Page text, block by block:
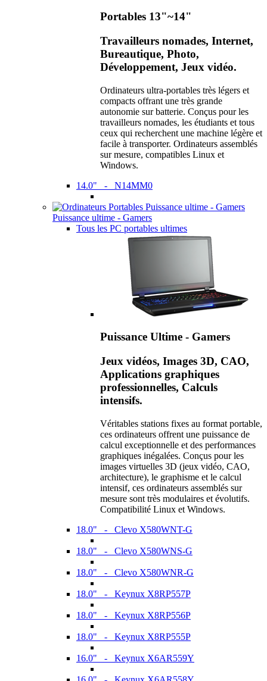
Portables 13"~14"
Travailleurs nomades, Internet,
Bureautique, Photo,
Développement, Jeux vidéo.
Ordinateurs ultra-portables très légers et
compacts offrant une très grande
autonomie sur batterie. Conçus pour les
travailleurs nomades, les étudiants et tous
ceux qui recherchent une machine légère et
facile à transporter. Ordinateurs assemblés
sur mesure, compatibles Linux et
Windows.
14.0" - N14MM0
Puissance ultime - Gamers
Tous les PC portables ultimes
Puissance Ultime - Gamers
Jeux vidéos, Images 3D, CAO,
Applications graphiques
professionnelles, Calculs
intensifs.
Véritables stations fixes au format portable,
ces ordinateurs offrent une puissance de
calcul exceptionnelle et des performances
graphiques inégalées. Conçus pour les
images virtuelles 3D (jeux vidéo, CAO,
architecture), le graphisme et le calcul
intensif, ces ordinateurs assemblés sur
mesure sont très modulaires et évolutifs.
Compatibilité Linux et Windows.
18.0" - Clevo X580WNT-G
18.0" - Clevo X580WNS-G
18.0" - Clevo X580WNR-G
18.0" - Keynux X8RP557P
18.0" - Keynux X8RP556P
18.0" - Keynux X8RP555P
16.0" - Keynux X6AR559Y